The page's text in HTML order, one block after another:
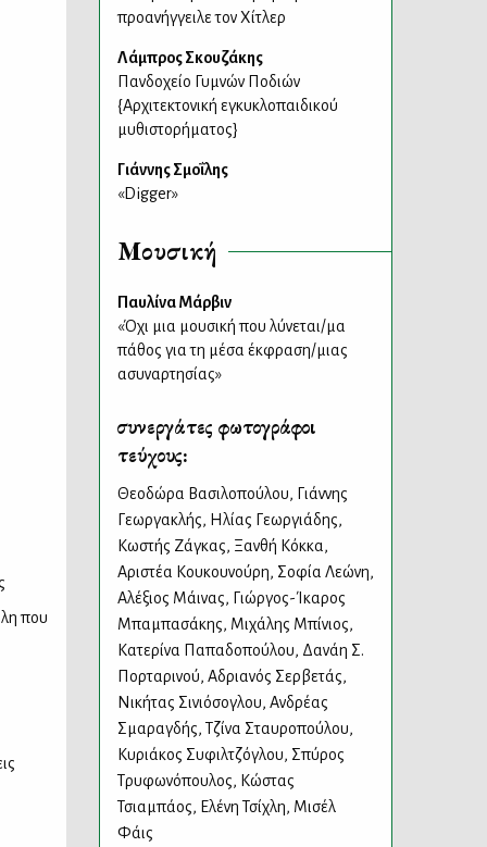
που
προανήγγειλε τον Χίτλερ
Λάμπρος Σκουζάκης
Πανδοχείο Γυμνών Ποδιών
{Αρχιτεκτονική εγκυκλοπαιδικού
μυθιστορήματος}
Γιάννης Σμοΐλης
«Digger»
Μουσική
Παυλίνα Μάρβιν
«Όχι μια μουσική που λύνεται/μα
πάθος για τη μέσα έκφραση/μιας
ασυναρτησίας»
συνεργάτες φωτογράφοι
τεύχους:
Θεοδώρα Βασιλοπούλου, Γιάννης
Γεωργακλής, Ηλίας Γεωργιάδης,
Κωστής Ζάγκας, Ξανθή Κόκκα,
Αριστέα Κουκουνούρη, Σοφία Λεώνη,
Αλέξιος Μάινας, Γιώργος-Ίκαρος
Μπαμπασάκης, Μιχάλης Μπίνιος,
Κατερίνα Παπαδοπούλου, Δανάη Σ.
Πορταρινού, Αδριανός Σερβετάς,
Νικήτας Σινιόσογλου, Ανδρέας
Σμαραγδής, Τζίνα Σταυροπούλου,
Κυριάκος Συφιλτζόγλου, Σπύρος
Τρυφωνόπουλος, Κώστας
Τσιαμπάος, Ελένη Τσίχλη, Μισέλ
Φάις